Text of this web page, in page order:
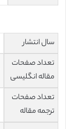
سال انتشار
تعداد صفحات
مقاله انگلیسی
تعداد صفحات
ترجمه مقاله